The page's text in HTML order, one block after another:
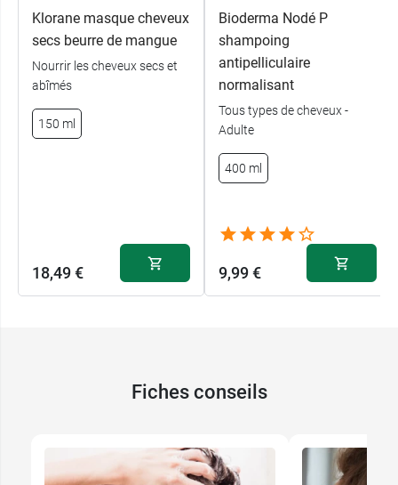
Klorane masque cheveux
secs beurre de mangue
Nourrir les cheveux secs et
abîmés
150 ml
18,49 €
Bioderma Nodé P
shampoing
antipelliculaire
normalisant
Tous types de cheveux -
Adulte
400 ml
9,99 €
Fiches conseils